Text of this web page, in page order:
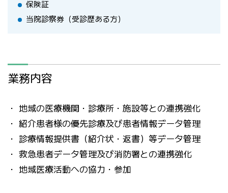
保険証
当院診察券（受診歴ある方）
業務内容
・ 地域の医療機関・診療所・施設等との連携強化
・ 紹介患者様の優先診療及び患者情報データ管理
・ 診療情報提供書（紹介状・返書）等データ管理
・ 救急患者データ管理及び消防署との連携強化
・ 地域医療活動への協力・参加